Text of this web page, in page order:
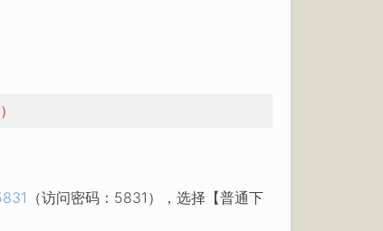
（访问密码：5831），选择【普通下